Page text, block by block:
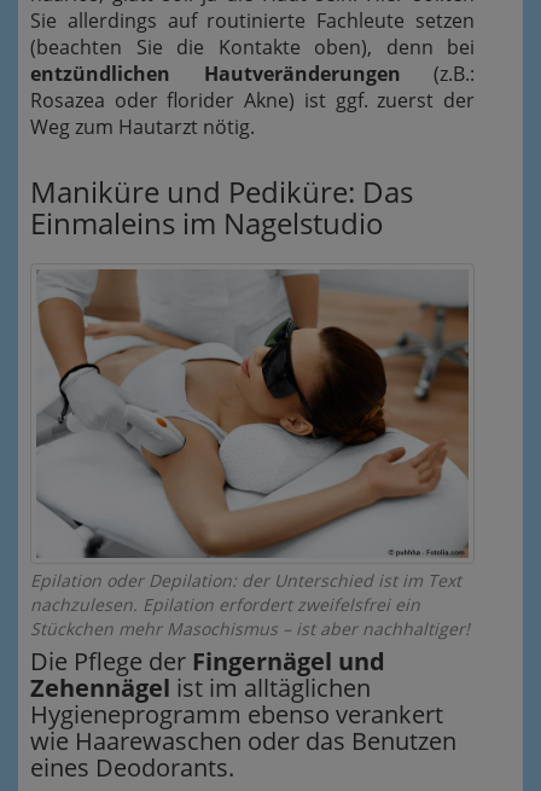
Sie allerdings auf routinierte Fachleute setzen
(beachten Sie die Kontakte oben), denn bei
entzündlichen Hautveränderungen (z.B.:
Rosazea oder florider Akne) ist ggf. zuerst der
Weg zum Hautarzt nötig.
Maniküre und Pediküre: Das
Einmaleins im Nagelstudio
Epilation oder Depilation: der Unterschied ist im Text
nachzulesen. Epilation erfordert zweifelsfrei ein
Stückchen mehr Masochismus – ist aber nachhaltiger!
Die Pflege der Fingernägel und
Zehennägel ist im alltäglichen
Hygieneprogramm ebenso verankert
wie Haarewaschen oder das Benutzen
eines Deodorants.